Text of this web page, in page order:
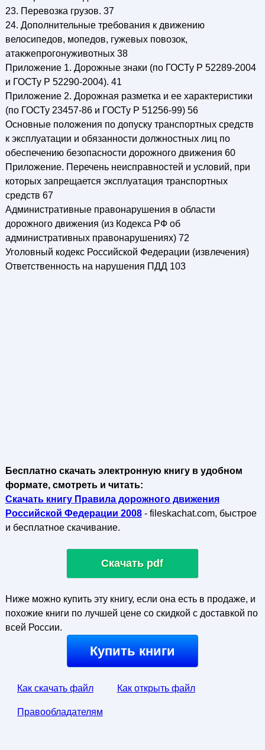
23. Перевозка грузов. 37
24. Дополнительные требования к движению
велосипедов, мопедов, гужевых повозок,
атакжепрогонуживотных 38
Приложение 1. Дорожные знаки (по ГОСТу Р 52289-2004
и ГОСТу Р 52290-2004). 41
Приложение 2. Дорожная разметка и ее характеристики
(по ГОСТу 23457-86 и ГОСТу Р 51256-99) 56
Основные положения по допуску транспортных средств
к эксплуатации и обязанности должностных лиц по
обеспечению безопасности дорожного движения 60
Приложение. Перечень неисправностей и условий, при
которых запрещается эксплуатация транспортных
средств 67
Административные правонарушения в области
дорожного движения (из Кодекса РФ об
административных правонарушениях) 72
Уголовный кодекс Российской Федерации (извлечения)
Ответственность на нарушения ПДД 103
Бесплатно скачать электронную книгу в удобном
формате, смотреть и читать:
Скачать книгу Правила дорожного движения
Российской Федерации 2008- fileskachat.com, быстрое
и бесплатное скачивание.
Скачать pdf
Ниже можно купить эту книгу, если она есть в продаже, и
похожие книги по лучшей цене со скидкой с доставкой по
всей России.
Купить книги
Как скачать файл Как открыть файл
Правообладателям